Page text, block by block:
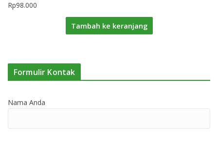
Rp98.000
Tambah ke keranjang
Formulir Kontak
Nama Anda